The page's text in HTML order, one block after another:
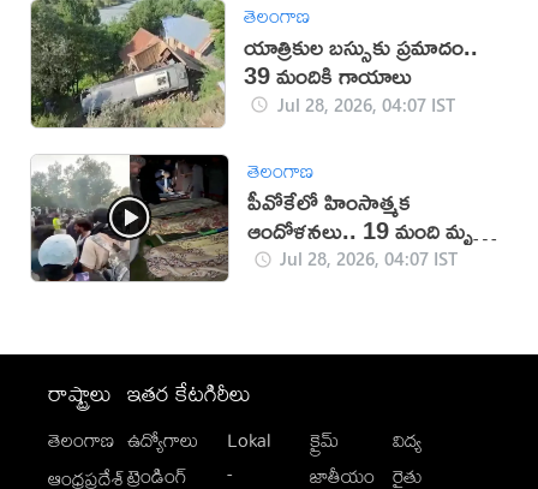
తెలంగాణ
యాత్రికుల బస్సుకు ప్రమాదం..
39 మందికి గాయాలు
Jul 28, 2026, 04:07 IST
తెలంగాణ
పీవోకేలో హింసాత్మక
ఆందోళనలు.. 19 మంది మృతి
(వీడియో)
Jul 28, 2026, 04:07 IST
రాష్ట్రాలు
తెలంగాణ
ఆంధ్రప్రదేశ్
ఇతర కేటగిరీలు
ఉద్యోగాలు
ట్రెండింగ్
Lokal
-
క్రైమ్
జాతీయం
విద్య
రైతు